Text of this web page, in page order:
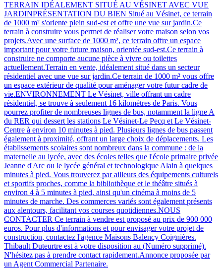
TERRAIN IDÉALEMENT SITUÉ AU VÉSINET AVEC VUE
JARDINPRÉSENTATION DU BIEN Situé au Vésinet, ce terrain
de 1000 m² s'oriente plein sud-est et offre une vue sur jardin.Ce
terrain à construire vous permet de réaliser votre maison selon vos
projets.Avec une surface de 1000 m², ce terrain offre un espace
important pour votre future maison, orientée sud-est.Ce terrain à
construire ne comporte aucune pièce à vivre ou toilettes
actuellement.Terrain en vente, idéalement situé dans un secteur
résidentiel avec une vue sur jardin.Ce terrain de 1000 m² vous offre
un espace extérieur de qualité pour aménager votre futur cadre de
vie.ENVIRONNEMENT Le Vésinet, ville offrant un cadre
résidentiel, se trouve à seulement 16 kilomètres de Paris. Vous
pourrez profiter de nombreuses lignes de bus, notamment la ligne A
du RER qui dessert les stations Le Vésinet-Le Pecq et Le Vésinet-
Centre à environ 10 minutes à pied. Plusieurs lignes de bus passent
également à proximité, offrant un large choix de déplacements. Les
établissements scolaires sont nombreux dans la commune : de la
maternelle au lycée, avec des écoles telles que l'école primaire privée
Jeanne d'Arc ou le lycée général et technologique Alain à quelques
minutes à pied. Vous trouverez par ailleurs des équipements culturels
et sportifs proches, comme la bibliothèque et le théâtre situés à
environ 4 à 5 minutes à pied, ainsi qu'un cinéma à moins de 5
minutes de marche. Des commerces variés sont également présents
aux alentours, facilitant vos courses quotidiennes.NOUS
CONTACTER Ce terrain à vendre est proposé au prix de 900 000
euros. Pour plus d'informations et pour envisager votre projet de
construction, contactez l'agence Maisons Balency Coignières.
Thibault Duteurtre est à votre disposition au (Numéro supprimé).
N'hésitez pas à prendre contact rapidement.Annonce proposée par
un Agent Commercial Partenaire.